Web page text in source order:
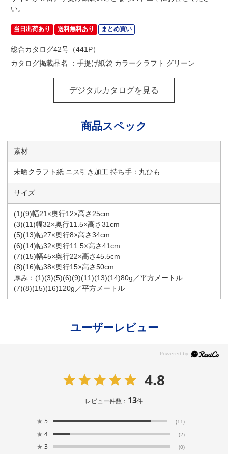
い。
当日出荷あり 送料無料あり まとめ買い
総合カタログ42号（441P）
カタログ掲載品名 ：手提げ紙袋 カラークラフト グリーン
デジタルカタログを見る
商品スペック
素材
未晒クラフト紙 ニス引き加工 持ち手：丸ひも
サイズ
(1)(9)幅21×奥行12×高さ25cm
(3)(11)幅32×奥行11.5×高さ31cm
(5)(13)幅27×奥行8×高さ34cm
(6)(14)幅32×奥行11.5×高さ41cm
(7)(15)幅45×奥行22×高さ45.5cm
(8)(16)幅38×奥行15×高さ50cm
厚み：(1)(3)(5)(6)(9)(11)(13)(14)80g／平方メートル
(7)(8)(15)(16)120g／平方メートル
ユーザーレビュー
4.8
レビュー件数： 13件
★ 5 (11)
★ 4 (2)
★ 3 (0)